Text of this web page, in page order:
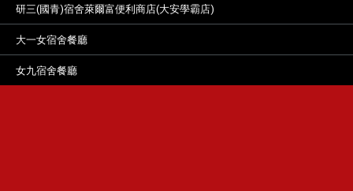
研三(國青)宿舍萊爾富便利商店(大安學霸店)
大一女宿舍餐廳
女九宿舍餐廳